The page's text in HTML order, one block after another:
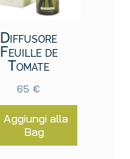
Diffusore
Feuille de
Tomate
65 €
Aggiungi alla
Bag